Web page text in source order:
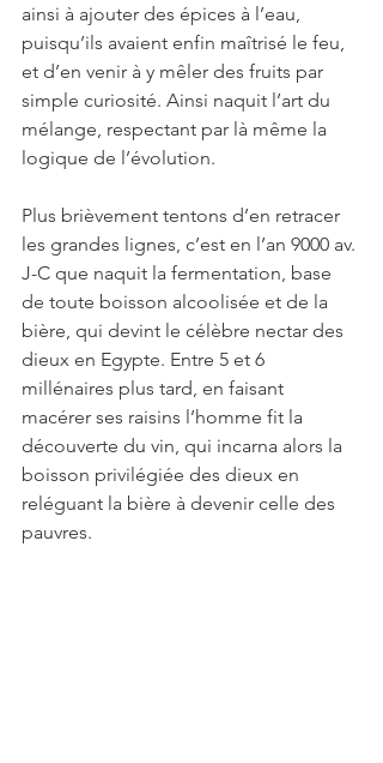
ainsi à ajouter des épices à l’eau,
puisqu’ils avaient enfin maîtrisé le feu,
et d’en venir à y mêler des fruits par
simple curiosité. Ainsi naquit l’art du
mélange, respectant par là même la
logique de l’évolution.
Plus brièvement tentons d’en retracer
les grandes lignes, c’est en l’an 9000 av.
J-C que naquit la fermentation, base
de toute boisson alcoolisée et de la
bière, qui devint le célèbre nectar des
dieux en Egypte. Entre 5 et 6
millénaires plus tard, en faisant
macérer ses raisins l’homme fit la
découverte du vin, qui incarna alors la
boisson privilégiée des dieux en
reléguant la bière à devenir celle des
pauvres.